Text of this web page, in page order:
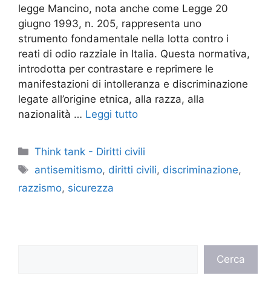
legge Mancino, nota anche come Legge 20
giugno 1993, n. 205, rappresenta uno
strumento fondamentale nella lotta contro i
reati di odio razziale in Italia. Questa normativa,
introdotta per contrastare e reprimere le
manifestazioni di intolleranza e discriminazione
legate all’origine etnica, alla razza, alla
nazionalità … Leggi tutto
Categorie
Think tank - Diritti civili
Tag
antisemitismo, diritti civili, discriminazione,
razzismo, sicurezza
Cerca